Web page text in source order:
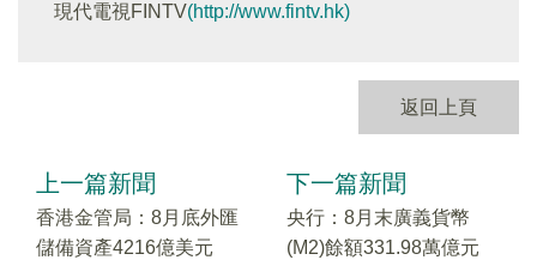
現代電視FINTV(http://www.fintv.hk)
返回上頁
上一篇新聞
香港金管局：8月底外匯
儲備資產4216億美元
下一篇新聞
央行：8月末廣義貨幣
(M2)餘額331.98萬億元